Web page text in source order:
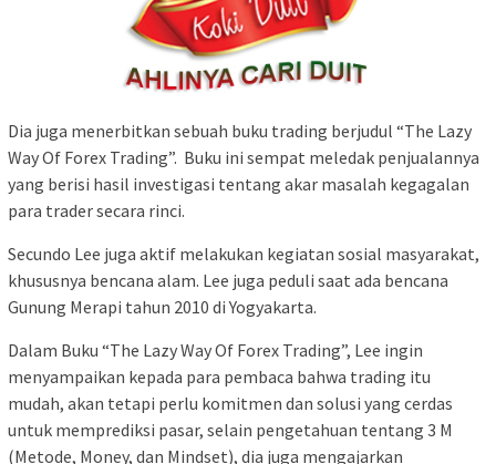
Dia juga menerbitkan sebuah buku trading berjudul “The Lazy
Way Of Forex Trading”. Buku ini sempat meledak penjualannya
yang berisi hasil investigasi tentang akar masalah kegagalan
para trader secara rinci.
Secundo Lee juga aktif melakukan kegiatan sosial masyarakat,
khususnya bencana alam. Lee juga peduli saat ada bencana
Gunung Merapi tahun 2010 di Yogyakarta.
Dalam Buku “The Lazy Way Of Forex Trading”, Lee ingin
menyampaikan kepada para pembaca bahwa trading itu
mudah, akan tetapi perlu komitmen dan solusi yang cerdas
untuk memprediksi pasar, selain pengetahuan tentang 3 M
(Metode, Money, dan Mindset), dia juga mengajarkan